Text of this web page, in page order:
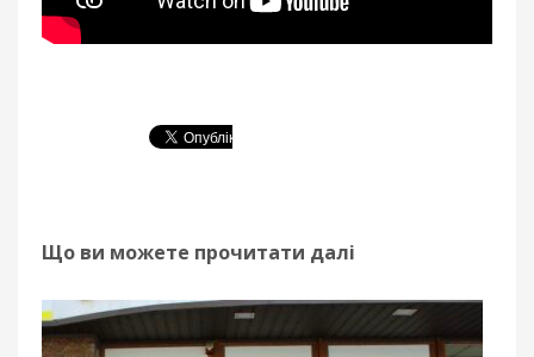
Що ви можете прочитати далі